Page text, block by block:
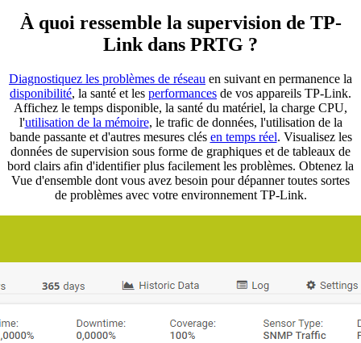
À quoi ressemble la supervision de TP-
Link dans PRTG ?
Diagnostiquez les problèmes de réseau en suivant en permanence la
disponibilité, la santé et les performances de vos appareils TP-Link.
Affichez le temps disponible, la santé du matériel, la charge CPU,
l'utilisation de la mémoire, le trafic de données, l'utilisation de la
bande passante et d'autres mesures clés en temps réel. Visualisez les
données de supervision sous forme de graphiques et de tableaux de
bord clairs afin d'identifier plus facilement les problèmes. Obtenez la
Vue d'ensemble dont vous avez besoin pour dépanner toutes sortes
de problèmes avec votre environnement TP-Link.